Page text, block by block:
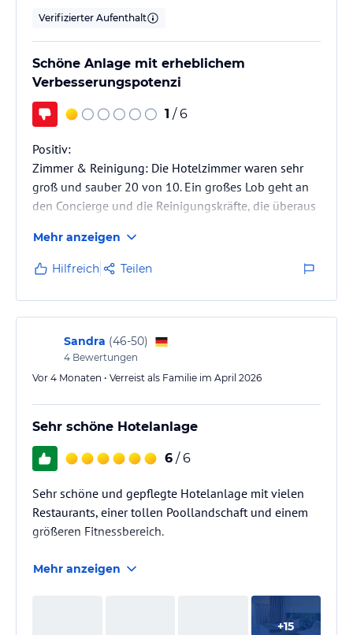
Verifizierter Aufenthalt
Schöne Anlage mit erheblichem
Verbesserungspotenzi
1 / 6
​Positiv:
​Zimmer & Reinigung: Die Hotelzimmer waren sehr
groß und sauber 20 von 10. Ein großes Lob geht an
den Concierge und die Reinigungskräfte, die überaus
​Pool & Aktivitäten: Der Pool mit den Schwimmringen
und dem Strudelkanal war ein echtes Highlight und
hat großen Spaß gemacht. Auch das Abendprogramm
war hervorragend – insbesondere die Magic-Show,
die Silent Disco und die Feuershow waren klasse.
​Anlagen-Nutzung: Sehr positiv war zudem, dass man
Mehr anzeigen
Hilfreich Teilen
Sandra (46-50)
4 Bewertungen
Vor 4 Monaten • Verreist als Familie im April 2026
Sehr schöne Hotelanlage
6 / 6
Sehr schöne und gepflegte Hotelanlage mit vielen
Restaurants, einer tollen Poollandschaft und einem
größeren Fitnessbereich.
Mehr anzeigen
+15